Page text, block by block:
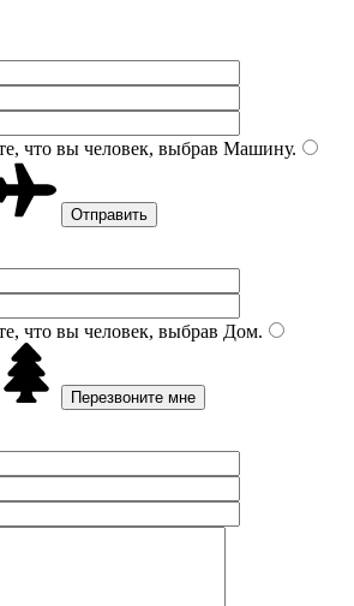
что вы человек, выбрав Машину.
что вы человек, выбрав Дом.